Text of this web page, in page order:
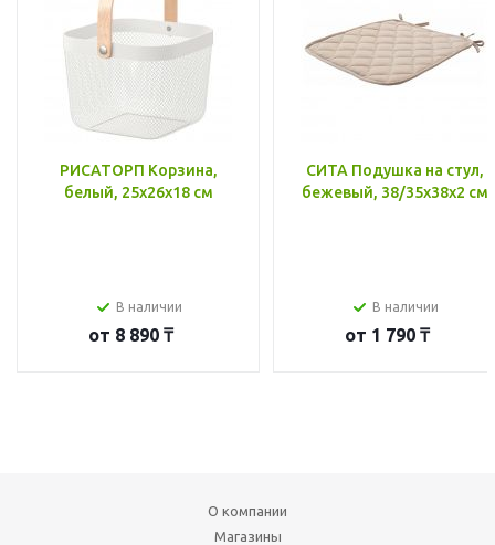
РИСАТОРП Корзина,
белый, 25x26x18 см
В наличии
от 8 890 ₸
СИТА Подушка на стул,
бежевый, 38/35x38x2 см
В наличии
от 1 790 ₸
О компании
Магазины